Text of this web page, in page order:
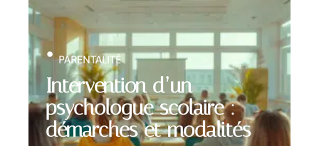
Intervention d’un
psychologue scolaire :
démarches et modalités
PARENTALITÉ